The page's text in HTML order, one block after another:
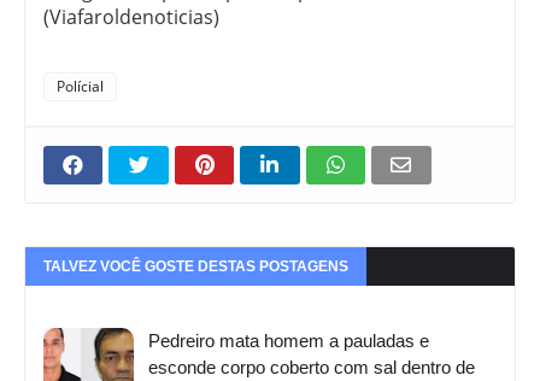
(Viafaroldenoticias)
Polícial
TALVEZ VOCÊ GOSTE DESTAS POSTAGENS
Pedreiro mata homem a pauladas e
esconde corpo coberto com sal dentro de